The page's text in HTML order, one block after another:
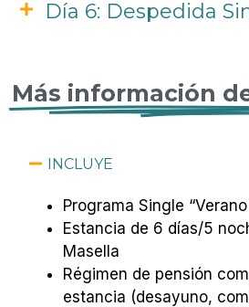
Día 6: Despedida
Más información
INCLUYE
Programa Single
Estancia de 6 días/5
Masella
Régimen de pensión
estancia (desayuno,